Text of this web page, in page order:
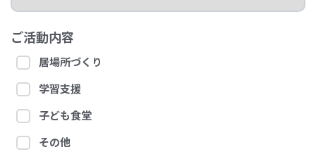
ご活動内容
居場所づくり
学習支援
子ども食堂
その他